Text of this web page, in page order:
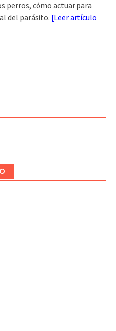
perros, cómo actuar para
del parásito. [Leer artículo